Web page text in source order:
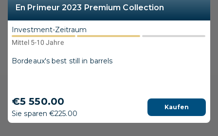
En Primeur 2023 Premium Collection
Investment-Zeitraum
Mittel 5-10 Jahre
Bordeaux's best still in barrels
€5 550.00
Sie sparen €225.00
Kaufen